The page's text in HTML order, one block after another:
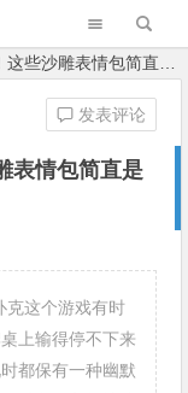
表情包简直是我的嘴替！！！
表情包简直是
发表评论
克这个游戏有时
上输得停不下来
都保有一种幽默